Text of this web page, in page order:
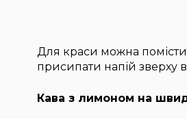
Для краси можна
присипати напій
Кава з лимоном на